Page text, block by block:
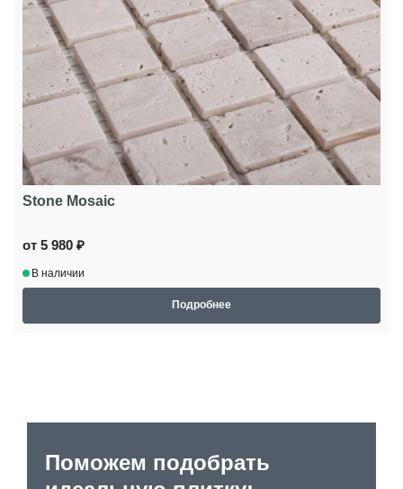
Stone Mosaic
от 5 980 ₽
В наличии
Подробнее
Поможем подобрать